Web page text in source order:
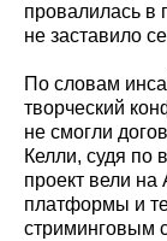
провалилась в
не заставило
По словам
творческий
не смогли
Келли, судя по
проект вели на
платформы и
стриминговым